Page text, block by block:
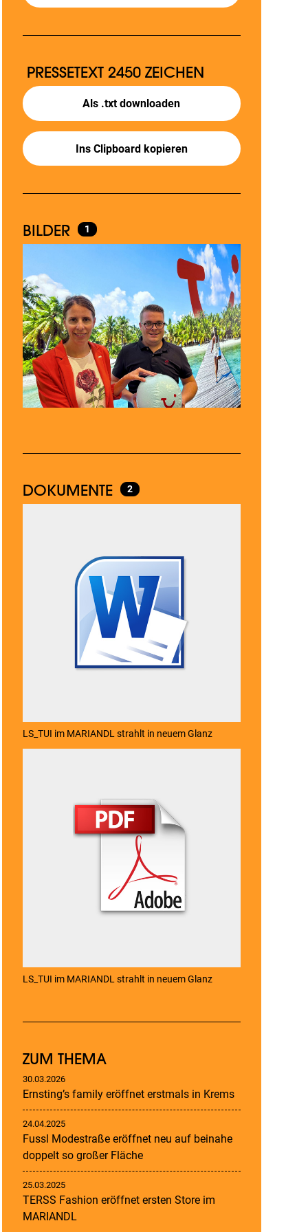
PRESSETEXT 2450 ZEICHEN
Als .txt downloaden
Ins Clipboard kopieren
BILDER 1
DOKUMENTE 2
LS_TUI im MARIANDL strahlt in neuem Glanz
LS_TUI im MARIANDL strahlt in neuem Glanz
ZUM THEMA
30.03.2026
Ernsting’s family eröffnet erstmals in Krems
24.04.2025
Fussl Modestraße eröffnet neu auf beinahe
doppelt so großer Fläche
25.03.2025
TERSS Fashion eröffnet ersten Store im
MARIANDL